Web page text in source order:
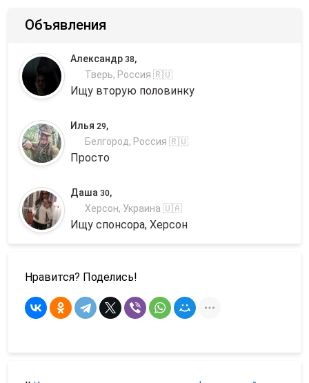
Объявления
Александр 38,
Тверь, Россия 🇷🇺
Ищу вторую половинку
Илья 29,
Белгород, Россия 🇷🇺
Просто
Даша 30,
Херсон, Украина 🇺🇦
Ищу спонсора, Херсон
Нравится? Поделись!